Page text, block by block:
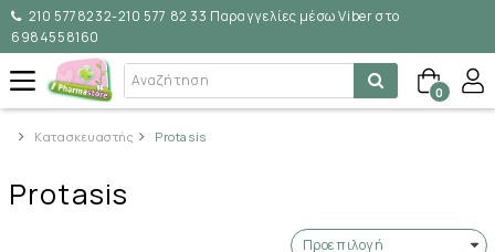
210 5778232-210 577 82 33 Παραγγελίες μέσω Viber στο
6984558160
0
Κατασκευαστής Protasis
Protasis